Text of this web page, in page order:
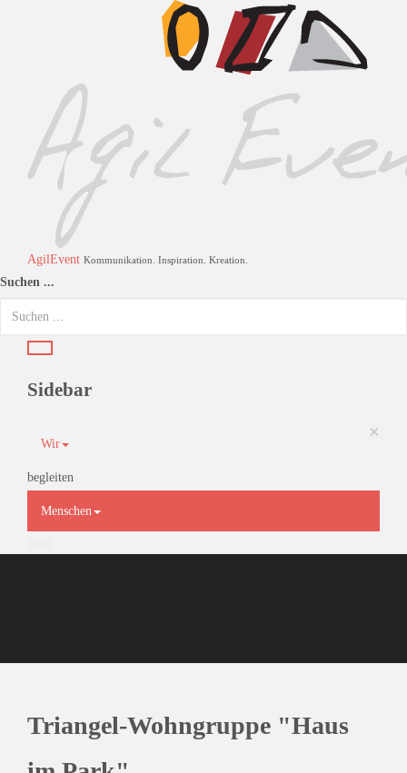
AgilEvent Kommunikation. Inspiration. Kreation.
Suchen ...
Sidebar
×
Wir
begleiten
Menschen
Triangel-Wohngruppe "Haus